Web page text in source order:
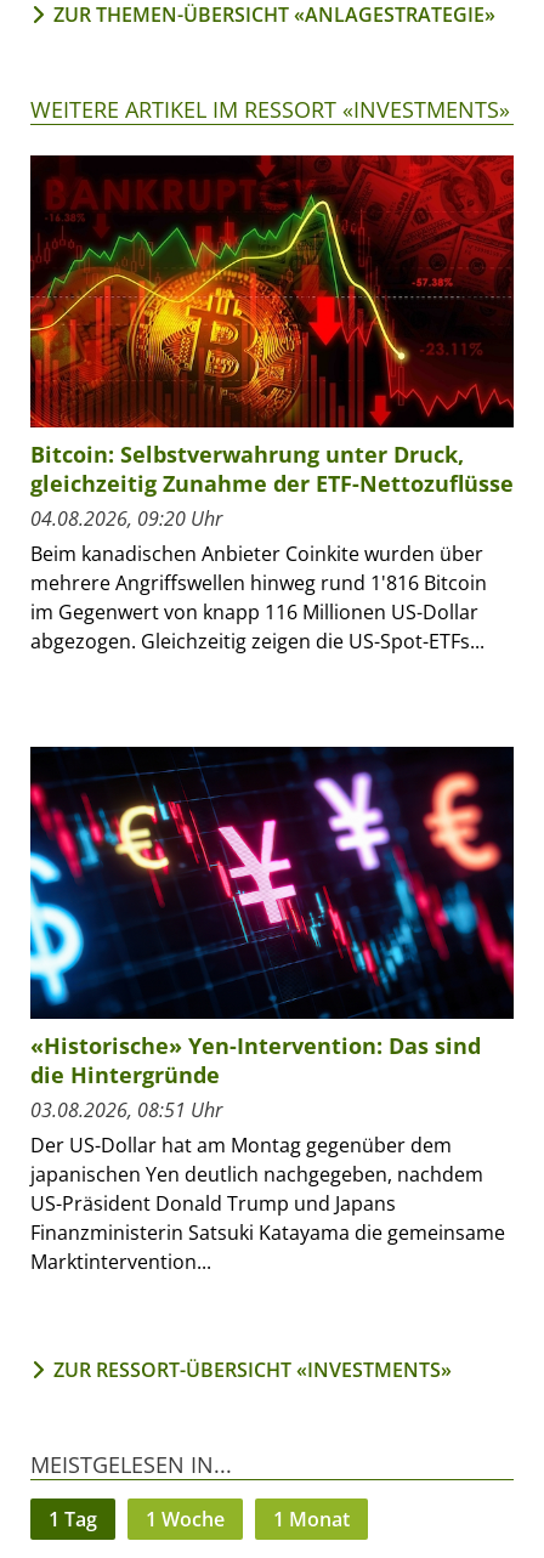
ZUR THEMEN-ÜBERSICHT «ANLAGESTRATEGIE»
WEITERE ARTIKEL IM RESSORT «INVESTMENTS»
Bitcoin: Selbstverwahrung unter Druck,
gleichzeitig Zunahme der ETF-Nettozuflüsse
04.08.2026, 09:20 Uhr
Beim kanadischen Anbieter Coinkite wurden über
mehrere Angriffswellen hinweg rund 1'816 Bitcoin
im Gegenwert von knapp 116 Millionen US-Dollar
abgezogen. Gleichzeitig zeigen die US-Spot-ETFs...
«Historische» Yen-Intervention: Das sind
die Hintergründe
03.08.2026, 08:51 Uhr
Der US-Dollar hat am Montag gegenüber dem
japanischen Yen deutlich nachgegeben, nachdem
US-Präsident Donald Trump und Japans
Finanzministerin Satsuki Katayama die gemeinsame
Marktintervention...
ZUR RESSORT-ÜBERSICHT «INVESTMENTS»
MEISTGELESEN IN...
1 Tag 1 Woche 1 Monat